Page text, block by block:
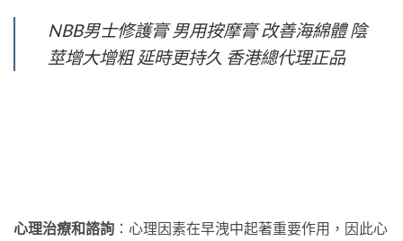
NBB男士修護膏 男用按摩膏 改善海綿體 陰
莖增大增粗 延時更持久 香港總代理正品
心理治療和諮詢 ：心理因素在早洩中起著重要作用，因此心